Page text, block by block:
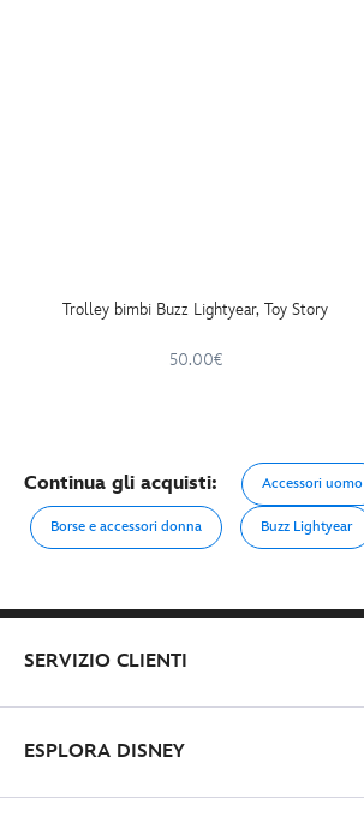
Trolley bimbi Buzz Lightyear, Toy Story
50.00€
Continua gli acquisti: Accessori uomo
Borse e accessori donna Buzz Lightyear
SERVIZIO CLIENTI
ESPLORA DISNEY